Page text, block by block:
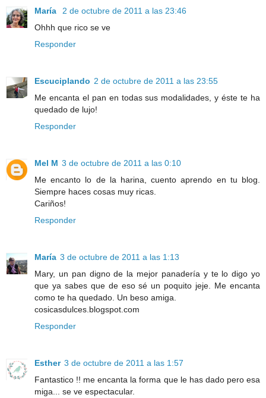
María
2 de octubre de 2011 a las 23:46
Ohhh que rico se ve
Responder
Escuciplando 2 de octubre de 2011 a las 23:55
Me encanta el pan en todas sus modalidades, y éste te ha
quedado de lujo!
Responder
Mel M 3 de octubre de 2011 a las 0:10
Me encanto lo de la harina, cuento aprendo en tu blog.
Siempre haces cosas muy ricas.
Cariños!
Responder
María 3 de octubre de 2011 a las 1:13
Mary, un pan digno de la mejor panadería y te lo digo yo
que ya sabes que de eso sé un poquito jeje. Me encanta
como te ha quedado. Un beso amiga.
cosicasdulces.blogspot.com
Responder
Esther 3 de octubre de 2011 a las 1:57
Fantastico !! me encanta la forma que le has dado pero esa
miga... se ve espectacular.